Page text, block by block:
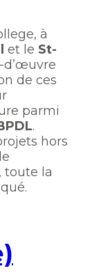
à
et le St-
d’œuvre
de ces
parmi
.
hors
toute la